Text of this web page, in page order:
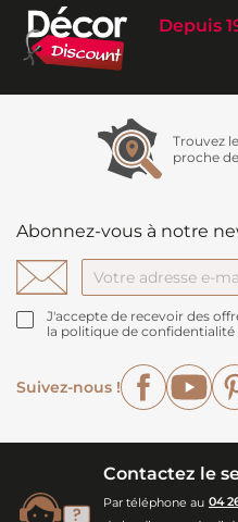
Depuis
Trouvez
proche
Abonnez-vous à notre
J'accepte de recevoir des
la politique de
Suivez-nous !
Contactez le
Par téléphone au 04